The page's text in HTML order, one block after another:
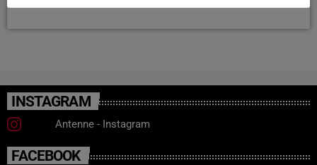
INSTAGRAM
Antenne - Instagram
FACEBOOK